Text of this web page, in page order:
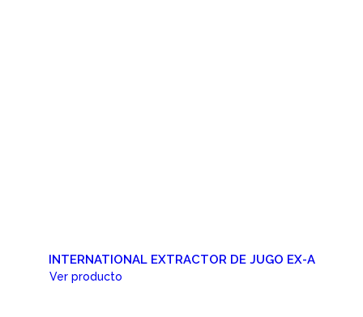
INTERNATIONAL EXTRACTOR DE JUGO EX-A
Ver producto